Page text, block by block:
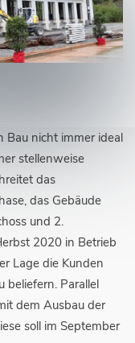
nicht immer ideal
stellenweise
das
das Gebäude
und 2.
2020 in Betrieb
Lage die Kunden
beliefern. Parallel
dem Ausbau der
soll im September